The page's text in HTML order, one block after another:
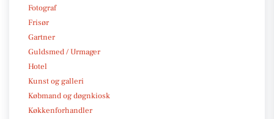
Fotograf
Frisør
Gartner
Guldsmed / Urmager
Hotel
Kunst og galleri
Købmand og døgnkiosk
Køkkenforhandler